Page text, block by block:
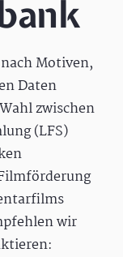
Motiven,
Daten
zwischen
(LFS)
wir